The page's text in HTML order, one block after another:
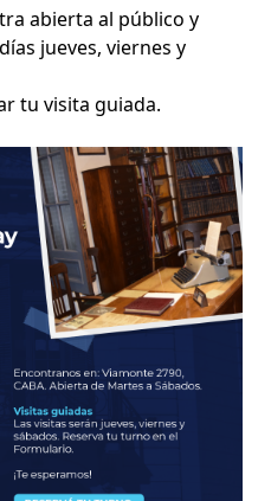
abierta al público y
jueves, viernes y
tu visita guiada.